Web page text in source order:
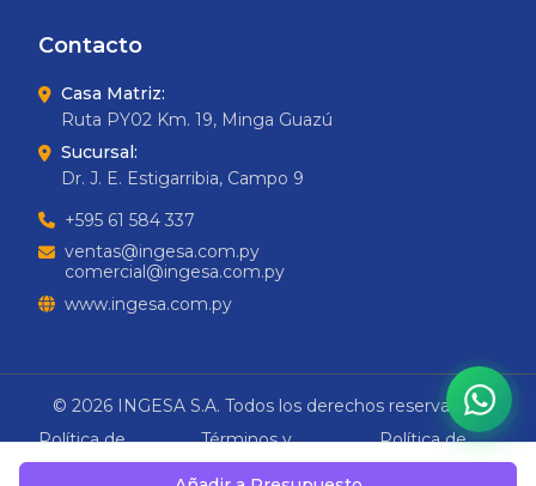
Contacto
Casa Matriz:
Ruta PY02 Km. 19, Minga Guazú
Sucursal:
Dr. J. E. Estigarribia, Campo 9
+595 61 584 337
ventas@ingesa.com.py
comercial@ingesa.com.py
www.ingesa.com.py
© 2026 INGESA S.A. Todos los derechos reservados.
Política de
Privacidad
Términos y
Condiciones
Política de
Cookies